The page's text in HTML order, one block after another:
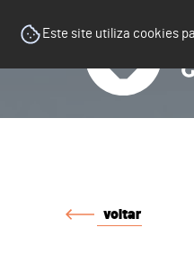
Este site utiliza cookies
voltar